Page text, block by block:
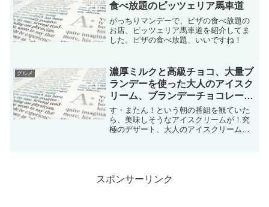
食べ放題のピッツェリア馬車道
がっちりマンデーで、ピザの食べ放題の
お店、ピッツェリア馬車道を紹介してま
した。ピザの食べ放題、いいですね！
グルメ
濃厚ミルクと高級チョコ、大量ブ
ランデーを使った大人のアイスク
リーム、ブランデーチョコレート
アイス
す・またん！という朝の番組を観ていた
ら、美味しそうなアイスクリームが！究
極のデザート、大人のアイスクリームと
スポンサーリンク